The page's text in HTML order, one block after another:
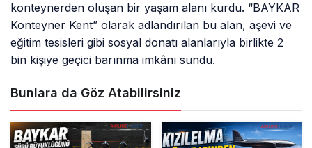
konteynerden oluşan bir yaşam alanı kurdu. “BAYKAR
Konteyner Kent” olarak adlandırılan bu alan, aşevi ve
eğitim tesisleri gibi sosyal donatı alanlarıyla birlikte 2
bin kişiye geçici barınma imkânı sundu.
Bunlara da Göz Atabilirsiniz